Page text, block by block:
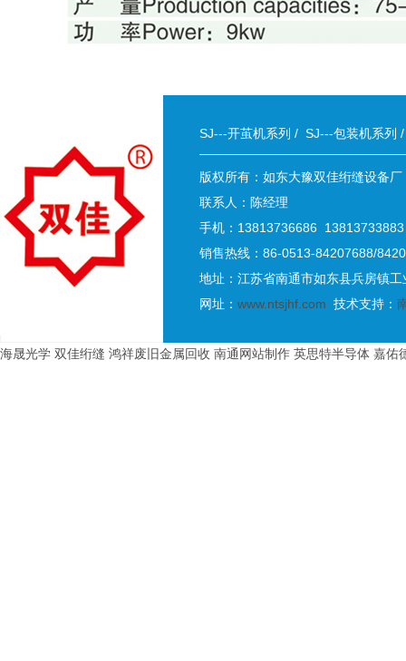
SJ---开茧机系列 / SJ---包装机系列
版权所有：如东大豫双佳绗缝设备厂
联系人：陈经理
手机：13813736686 13813733883
销售热线：86-0513-84207688/
地址：江苏省南通市如东县兵房镇
网址： www.ntsjhf.com 技术支持：
海晟光学 双佳绗缝 鸿祥废旧金属回收 南通网站制作 英思特半导体 嘉佑